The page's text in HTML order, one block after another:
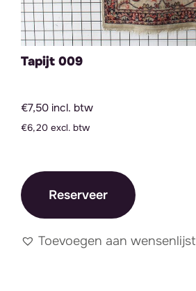
Tapijt 009
€7,50 incl. btw
€6,20 excl. btw
Reserveer
Toevoegen aan wensenlijst